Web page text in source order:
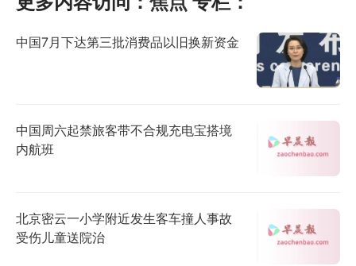
中国7月下达第三批消费品以旧换新资金
中国周六起禁旅客带不合规充电宝搭境
内航班
北京密云一小学附近发生客车撞人事故
受伤儿童送院治